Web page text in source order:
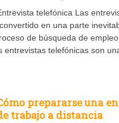
telefónica Las
en una parte
de búsqueda de
entrevistas telefónicas son
prepararse una
trabajo a distancia